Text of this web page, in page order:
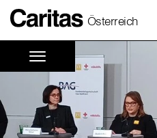
Österreich